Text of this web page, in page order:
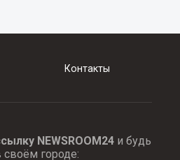
Контакты
NEWSROOM24и будь
своём городе: